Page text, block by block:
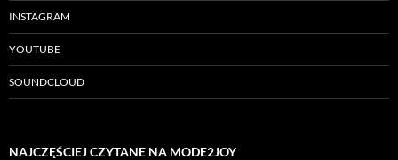
INSTAGRAM
YOUTUBE
SOUNDCLOUD
NAJCZĘŚCIEJ CZYTANE NA MODE2JOY